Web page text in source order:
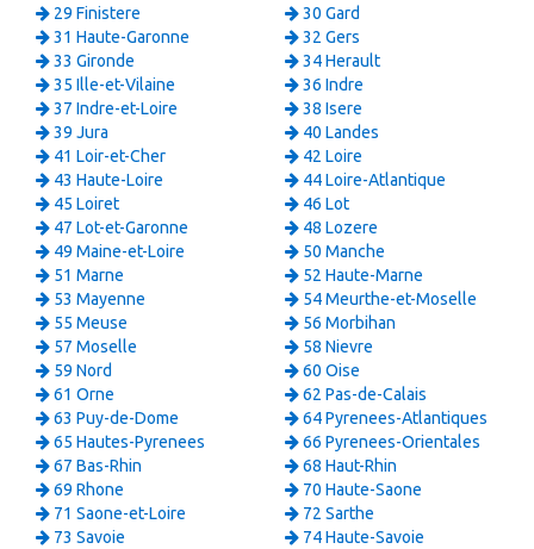
29 Finistere
30 Gard
31 Haute-Garonne
32 Gers
33 Gironde
34 Herault
35 Ille-et-Vilaine
36 Indre
37 Indre-et-Loire
38 Isere
39 Jura
40 Landes
41 Loir-et-Cher
42 Loire
43 Haute-Loire
44 Loire-Atlantique
45 Loiret
46 Lot
47 Lot-et-Garonne
48 Lozere
49 Maine-et-Loire
50 Manche
51 Marne
52 Haute-Marne
53 Mayenne
54 Meurthe-et-Moselle
55 Meuse
56 Morbihan
57 Moselle
58 Nievre
59 Nord
60 Oise
61 Orne
62 Pas-de-Calais
63 Puy-de-Dome
64 Pyrenees-Atlantiques
65 Hautes-Pyrenees
66 Pyrenees-Orientales
67 Bas-Rhin
68 Haut-Rhin
69 Rhone
70 Haute-Saone
71 Saone-et-Loire
72 Sarthe
73 Savoie
74 Haute-Savoie